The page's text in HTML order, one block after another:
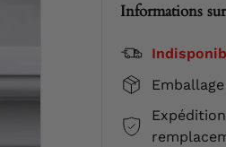
Informations